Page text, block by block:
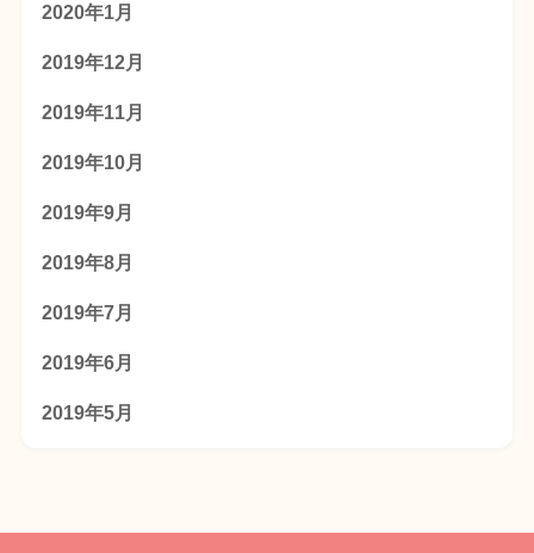
2020年1月
2019年12月
2019年11月
2019年10月
2019年9月
2019年8月
2019年7月
2019年6月
2019年5月